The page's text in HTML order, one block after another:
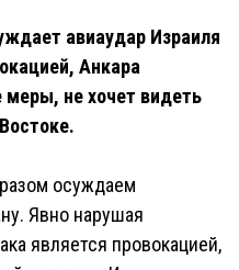
авиаудар Израиля
Анкара
меры, не хочет видеть
осуждаем
Явно нарушая
является провокацией,